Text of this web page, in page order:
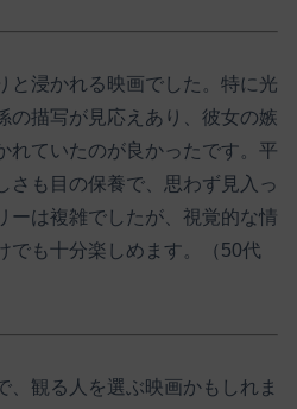
と浸かれる映画でした。特に光
の描写が見応えあり、彼女の嫉
れていたのが良かったです。平
さも目の保養で、思わず見入っ
ーは複雑でしたが、視覚的な情
でも十分楽しめます。（50代
、観る人を選ぶ映画かもしれま